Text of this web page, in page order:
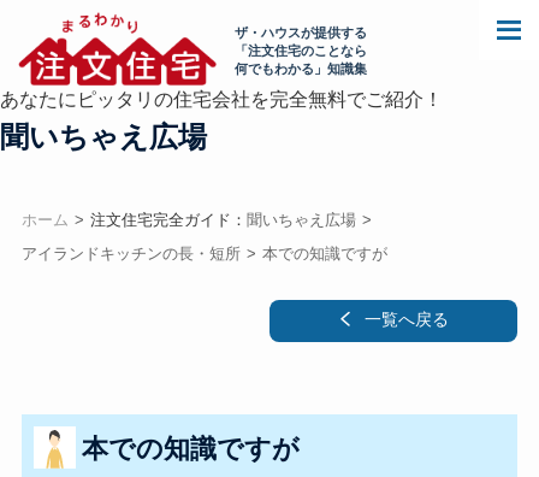
ザ・ハウスが提供する
「注文住宅のことなら
何でもわかる」知識集
あなたにピッタリの住宅会社を完全無料でご紹介！
聞いちゃえ広場
ホーム 注文住宅完全ガイド： 聞いちゃえ広場
アイランドキッチンの長・短所
本での知識ですが
一覧へ戻る
本での知識ですが